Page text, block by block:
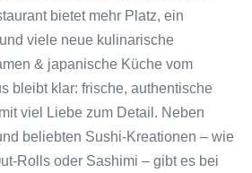
bietet mehr Platz, ein
viele neue kulinarische
& japanische Küche vom
bleibt klar: frische, authentische
viel Liebe zum Detail. Neben
beliebten Sushi-Kreationen – wie
Rolls oder Sashimi – gibt es bei